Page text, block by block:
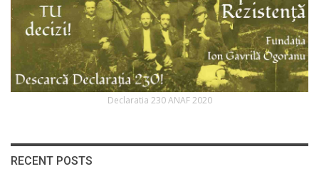
Declaratia 230 ANAF 2020
RECENT POSTS